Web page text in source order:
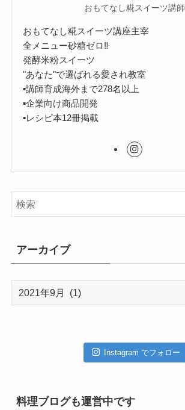
おもてなし糀スイーツ講師
おもてなし糀スイーツ講座主宰
全メニュー砂糖ゼロ‼︎
発酵米粉スイーツ
"あなた"で選ばれる愛され教室
▪︎講師育成海外まで278名以上
▪︎企業向け商品開発
▪︎レシピ本12冊掲載
アーカイブ
Instagram でフォロー
料理ブログも運営中です